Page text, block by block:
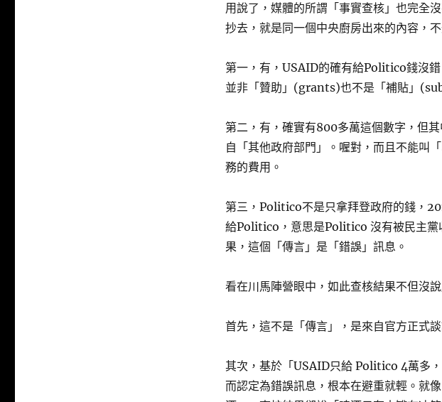
用說了，媒體的所謂「事實查核」也完全
抄去，就是同一個中央廚房出來的內容，不
第一，有，USAID的確有給Politico錢沒
並非「贊助」(grants)也不是「補貼」
第二，有，確實有800多萬這個數字，但
自「其他政府部門」。喔對，而且不能叫
務的費用。
第三，Politico不是只拿拜登政府的錢，
給Politico，意思是Politico 沒有被民主黨
果，這個「傳言」是「錯誤」訊息。
看在川馬陣營眼中，如此查核結果不但沒
首先，這不是「傳言」，是來自官方正式
其次，基於「USAID只給 Politico 4萬多
而認定為錯誤訊息，根本在避重就輕。就